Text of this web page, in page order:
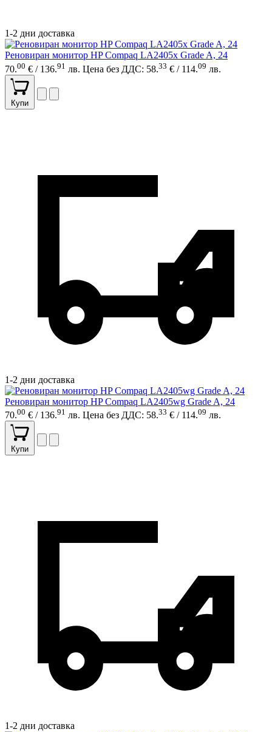
1-2 дни доставка
Реновиран монитор HP Compaq LA2405x Grade A, 24
70.00 € / 136.91 лв. Цена без ДДС: 58.33 € / 114.09 лв.
Купи
1-2 дни доставка
Реновиран монитор HP Compaq LA2405wg Grade A, 24
70.00 € / 136.91 лв. Цена без ДДС: 58.33 € / 114.09 лв.
Купи
1-2 дни доставка